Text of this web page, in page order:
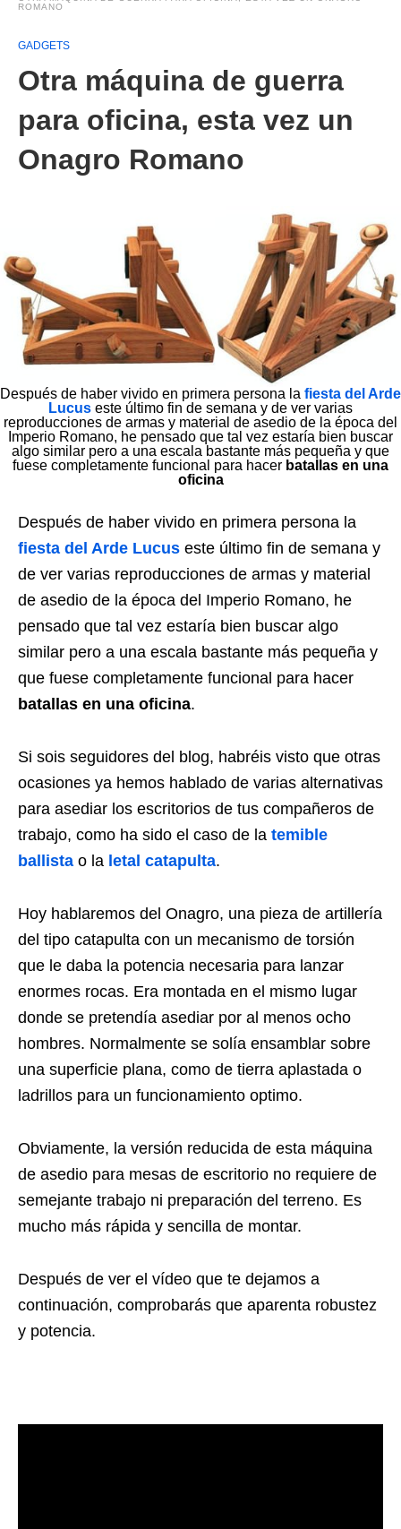
ROMANO
GADGETS
Otra máquina de guerra
para oficina, esta vez un
Onagro Romano
Después de haber vivido en primera persona la fiesta del Arde
Lucus este último fin de semana y de ver varias
reproducciones de armas y material de asedio de la época del
Imperio Romano, he pensado que tal vez estaría bien buscar
algo similar pero a una escala bastante más pequeña y que
fuese completamente funcional para hacer batallas en una
oficina
Después de haber vivido en primera persona la
fiesta del Arde Lucus este último fin de semana y
de ver varias reproducciones de armas y material
de asedio de la época del Imperio Romano, he
pensado que tal vez estaría bien buscar algo
similar pero a una escala bastante más pequeña y
que fuese completamente funcional para hacer
batallas en una oficina.
Si sois seguidores del blog, habréis visto que otras
ocasiones ya hemos hablado de varias alternativas
para asediar los escritorios de tus compañeros de
trabajo, como ha sido el caso de la temible
ballista o la letal catapulta.
Hoy hablaremos del Onagro, una pieza de artillería
del tipo catapulta con un mecanismo de torsión
que le daba la potencia necesaria para lanzar
enormes rocas. Era montada en el mismo lugar
donde se pretendía asediar por al menos ocho
hombres. Normalmente se solía ensamblar sobre
una superficie plana, como de tierra aplastada o
ladrillos para un funcionamiento optimo.
Obviamente, la versión reducida de esta máquina
de asedio para mesas de escritorio no requiere de
semejante trabajo ni preparación del terreno. Es
mucho más rápida y sencilla de montar.
Después de ver el vídeo que te dejamos a
continuación, comprobarás que aparenta robustez
y potencia.